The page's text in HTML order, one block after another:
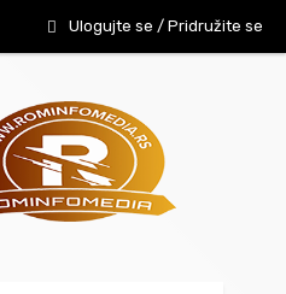
Ulogujte se / Pridružite se